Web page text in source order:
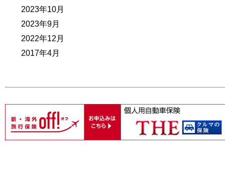
2023年10月
2023年9月
2022年12月
2017年4月